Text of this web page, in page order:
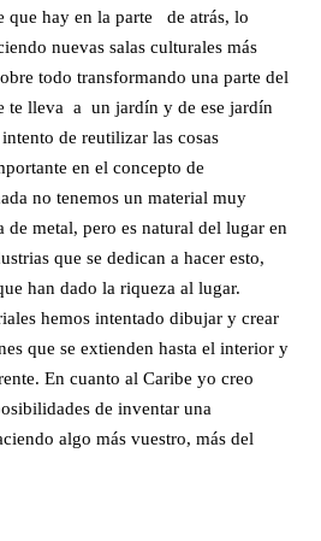
que hay en la parte de atrás, lo
nuevas salas culturales más
todo transformando una parte del
te lleva a un jardín y de ese jardín
de reutilizar las cosas
en el concepto de
no tenemos un material muy
de metal, pero es natural del lugar en
que se dedican a hacer esto,
han dado la riqueza al lugar.
hemos intentado dibujar y crear
que se extienden hasta el interior y
En cuanto al Caribe yo creo
de inventar una
algo más vuestro, más del